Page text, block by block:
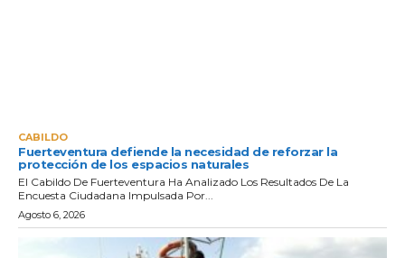
CABILDO
Fuerteventura defiende la necesidad de reforzar la
protección de los espacios naturales
El Cabildo De Fuerteventura Ha Analizado Los Resultados De La
Encuesta Ciudadana Impulsada Por...
Agosto 6, 2026